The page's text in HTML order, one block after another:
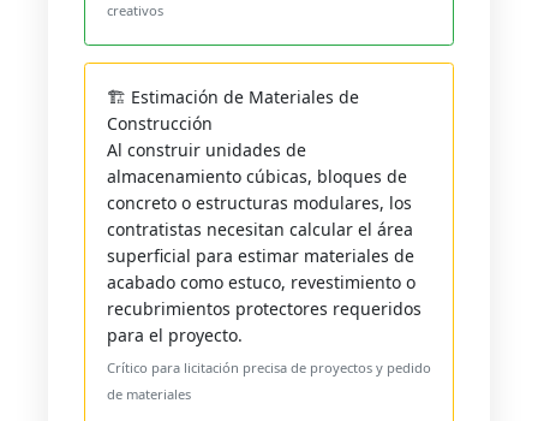
creativos
🏗️ Estimación de Materiales de
Construcción
Al construir unidades de
almacenamiento cúbicas, bloques de
concreto o estructuras modulares, los
contratistas necesitan calcular el área
superficial para estimar materiales de
acabado como estuco, revestimiento o
recubrimientos protectores requeridos
para el proyecto.
Crítico para licitación precisa de proyectos y pedido
de materiales